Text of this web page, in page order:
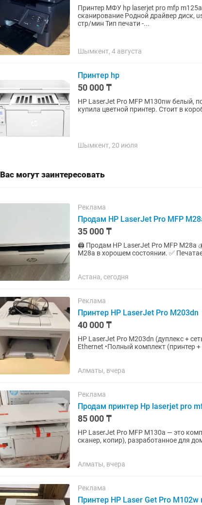
Принтер МФУ hp laserjet pro mfp
сканирование Родной драйвер диск,
стр/мин Тип печати -...
Шымкент, 4 августа
Принтер hp
50 000 ₸
HP LaserJet Pro MFP M130nw белый,
купила цветной принтер. Стоит в
Шымкент, 20 июля
Вас могут заинтересовать
Реклама
Продам HP LaserJet Pro MFP
35 000 ₸
🖨️ Продам HP LaserJet Pro MFP M28a 💰 35.000 тг Продаю лазерное МФУ HP LaserJet Pro MFP
M28a в хорошем состоянии. ✅ Печатает отлично ✅ Копирует ✅ Сканирует ✅ Компактный и
Астана, сегодня
Реклама
Принтер HP LaserJet Pro M203dn
40 000 ₸
HP LaserJet Pro M203dn (дуплекс +
Ethernet •Полный комплект (принтер
Алматы, вчера
Реклама
Продам принтер Hp laserjet pro
85 000 ₸
HP LaserJet Pro MFP M130a — это
сканер, копир), разработанное для
Алматы, вчера
Реклама
Принтер HP Laser Get Pro